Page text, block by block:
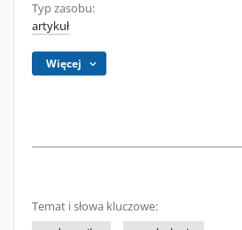
Typ zasobu:
artykuł
Więcej
Temat i słowa kluczowe: